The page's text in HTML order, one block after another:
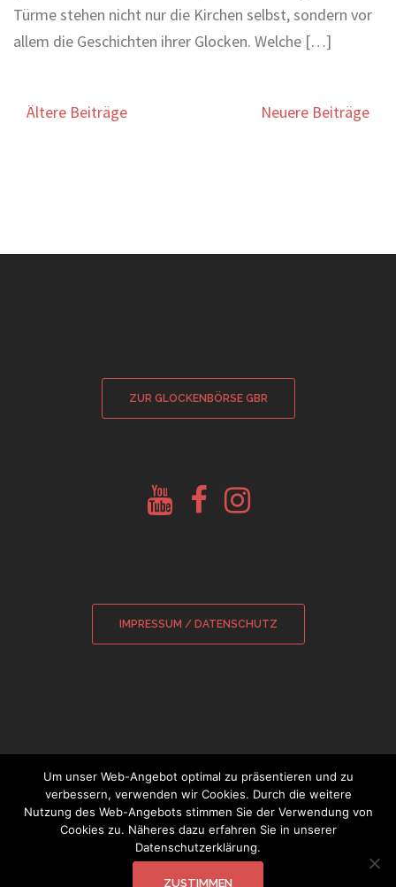
Türme stehen nicht nur die Kirchen selbst, sondern vor
allem die Geschichten ihrer Glocken. Welche […]
Beitragsnavigation
Ältere Beiträge Neuere Beiträge
ZUR GLOCKENBÖRSE GBR
Youtube
Glockenberatung
Facebook
Glockenbörse
Instagram
Glockenbörse
IMPRESSUM / DATENSCHUTZ
© 2026 Sebastian Wamsiedler|
Glockensachverständiger
Um unser Web-Angebot optimal zu präsentieren und zu
verbessern, verwenden wir Cookies. Durch die weitere
Nutzung des Web-Angebots stimmen Sie der Verwendung von
Cookies zu. Näheres dazu erfahren Sie in unserer
Datenschutzerklärung.
ZUSTIMMEN